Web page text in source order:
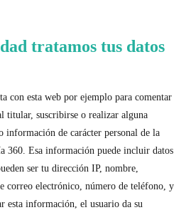
tratamos tus datos
con esta web por ejemplo para comentar
titular, suscribirse o realizar alguna
información de carácter personal de la
360. Esa información puede incluir datos
ser tu dirección IP, nombre,
correo electrónico, número de teléfono, y
información, el usuario da su